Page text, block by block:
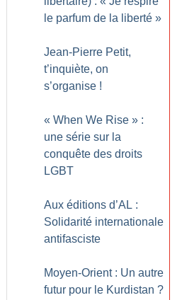
le parfum de la liberté »
Jean-Pierre Petit,
t’inquiète, on
s’organise !
« When We Rise » :
une série sur la
conquête des droits
LGBT
Aux éditions d’AL :
Solidarité internationale
antifasciste
Moyen-Orient : Un autre
futur pour le Kurdistan ?